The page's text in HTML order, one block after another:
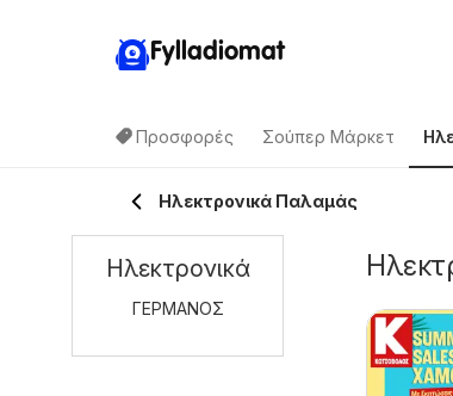
Fylladiomat
Προσφορές Σούπερ Μάρκετ
Hλεκτρονικά Παλαμάς
Hλεκτρονικά
ΓΕΡΜΑΝΟΣ